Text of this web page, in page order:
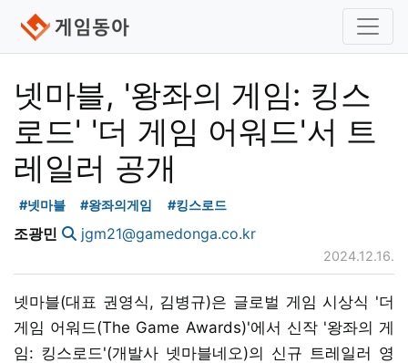
넷마블, '왕좌의 게임: 킹스
로드' '더 게임 어워드'서 트
레일러 공개
#넷마블 #왕좌의게임 #킹스로드
조광민 jgm21@gamedonga.co.kr
2024.12.16.
넷마블(대표 권영식, 김병규)은 글로벌 게임 시상식 '더
게임 어워드(The Game Awards)'에서 신작 '왕좌의 게
임: 킹스로드'(개발사 넷마블네오)의 신규 트레일러 영